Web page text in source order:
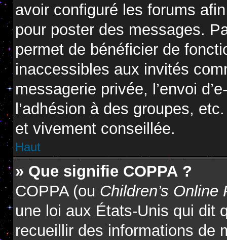
avoir configuré les forums
pour poster des messages.
permet de bénéficier de
inaccessibles aux invités
messagerie privée, l’envoi
l’adhésion à des groupes,
et vivement conseillée.
Haut
» Que signifie COPPA ?
COPPA (ou Children’s
une loi aux États-Unis qui dit
recueillir des informations de